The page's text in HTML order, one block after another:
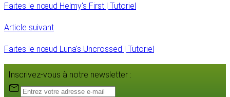
Faites le nœud Helmy's First | Tutoriel
Article suivant
Faites le nœud Luna's Uncrossed | Tutoriel
Inscrivez-vous à notre newsletter :